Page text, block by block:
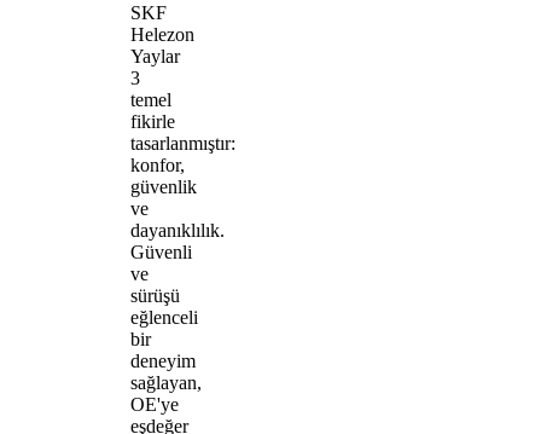
SKF
Helezon
Yaylar
3
temel
fikirle
tasarlanmıştır:
konfor,
güvenlik
ve
dayanıklılık.
Güvenli
ve
sürüşü
eğlenceli
bir
deneyim
sağlayan,
OE'ye
eşdeğer